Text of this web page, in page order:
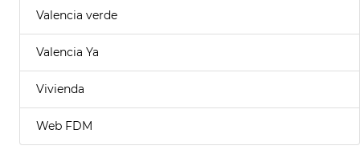
Valencia verde
Valencia Ya
Vivienda
Web FDM